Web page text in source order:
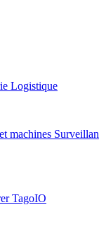
Logistique
machines
TagoIO